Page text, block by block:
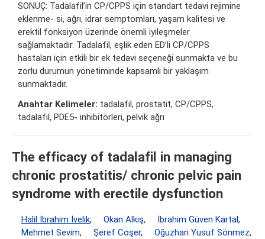
SONUÇ: Tadalafil’in CP/CPPS için standart tedavi rejimine
eklenme- si, ağrı, idrar semptomları, yaşam kalitesi ve
erektil fonksiyon üzerinde önemli iyileşmeler
sağlamaktadır. Tadalafil, eşlik eden ED’li CP/CPPS
hastaları için etkili bir ek tedavi seçeneği sunmakta ve bu
zorlu durumun yönetiminde kapsamlı bir yaklaşım
sunmaktadır.
Anahtar Kelimeler: tadalafil, prostatit, CP/CPPS,
tadalafil, PDE5- inhibitörleri, pelvik ağrı
The efficacy of tadalafil in managing
chronic prostatitis/ chronic pelvic pain
syndrome with erectile dysfunction
Halil İbrahim İvelik, Okan Alkış, İbrahim Güven Kartal,
Mehmet Sevim, Şeref Coşer, Oğuzhan Yusuf Sönmez,